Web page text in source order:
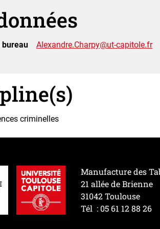
bureau Alexandre.Charpy@ut-capitole.fr
criminelles
Manufacture des
21 allée de Brienne
31042 Toulouse
Tél : 05 61 12 88 26